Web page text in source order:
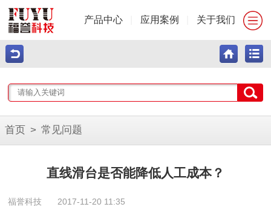
产品中心 应用案例 关于我们
首页 > 常见问题
直线滑台是否能降低人工成本？
福誉科技 2017-11-20 11:35